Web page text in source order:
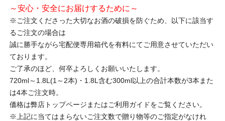
～安心・安全にお届けするために～
※ご注文くださった大切なお酒の破損を防ぐため、以下に該当す
るご注文の場合は
誠に勝手ながら宅配便専用箱代を有料にてご用意させていただい
ております。
ご了承のほど、何卒よろしくお願いいたします。
720ml～1.8L(1～2本)・1.8L含む300ml以上の合計本数が3本また
は4本ご注文時。
価格は弊店トップページまたはご利用ガイドをご覧ください。
※上記に当てはまらないご注文数で贈り物等のご指定がなけれ